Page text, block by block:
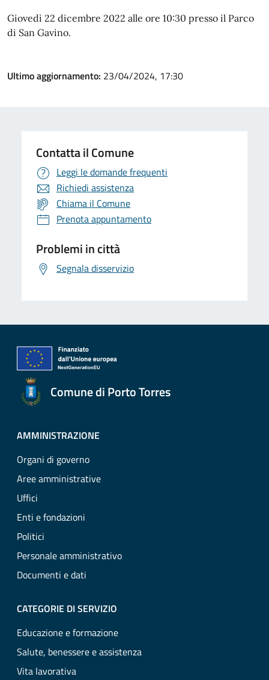
Giovedì 22 dicembre 2022 alle ore 10:30 presso il Parco
di San Gavino.
Ultimo aggiornamento: 23/04/2024, 17:30
Contatta il Comune
Leggi le domande frequenti
Richiedi assistenza
Chiama il Comune
Prenota appuntamento
Problemi in città
Segnala disservizio
Comune di Porto Torres
AMMINISTRAZIONE
Organi di governo
Aree amministrative
Uffici
Enti e fondazioni
Politici
Personale amministrativo
Documenti e dati
CATEGORIE DI SERVIZIO
Educazione e formazione
Salute, benessere e assistenza
Vita lavorativa